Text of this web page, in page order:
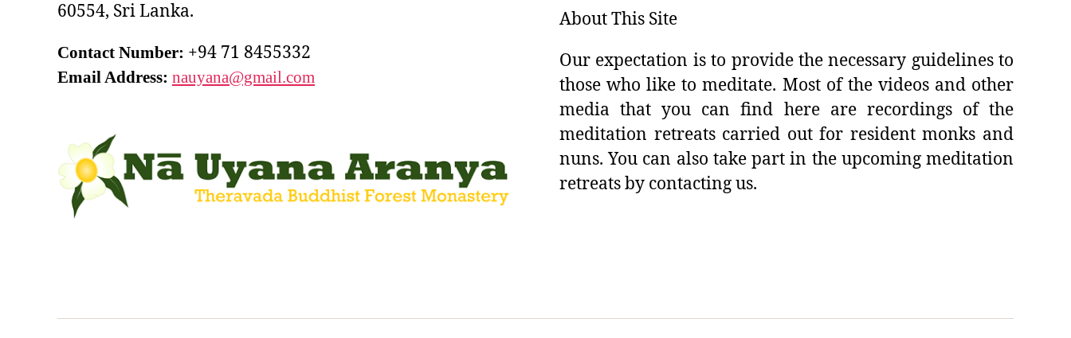
60554, Sri Lanka.
Contact Number: +94 71 8455332
Email Address: nauyana@gmail.com
About This Site
Our expectation is to provide the necessary guidelines to
those who like to meditate. Most of the videos and other
media that you can find here are recordings of the
meditation retreats carried out for resident monks and
nuns. You can also take part in the upcoming meditation
retreats by contacting us.